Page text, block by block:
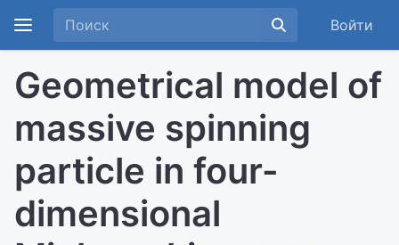
Войти
Geometrical model of
massive spinning
particle in four-
dimensional